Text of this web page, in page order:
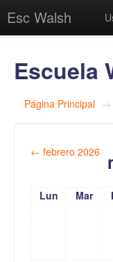
Esc Walsh
Escuela
Página Principal →
← febrero 2026
Lun Mar